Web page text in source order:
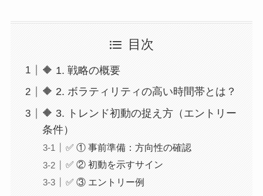
目次
🔶 1. 戦略の概要
🔶 2. ボラティリティの高い時間帯とは？
🔶 3. トレンド初動の捉え方（エントリー
条件）
✅ ① 事前準備：方向性の確認
✅ ② 初動を示すサイン
✅ ③ エントリー例